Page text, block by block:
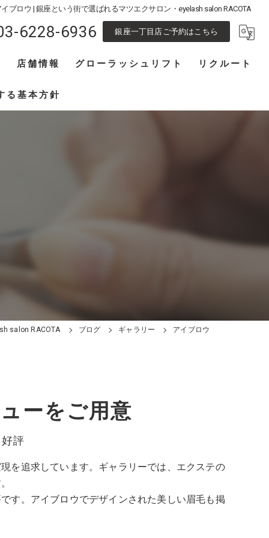
イブロウ | 銀座という街で選ばれるマツエクサロン・eyelash salon RACOTA
6228-6936 銀座一丁目店ご予約はこちら
店舗情報
池袋東口店
グローラッシュリフト リクルート
る基本方針
salon RACOTA ブログ ギャラリー アイブロウ
ーをご用意
評
を追求しています。ギャラリーでは、エクステの
す。アイブロウでデザインされた美しい眉毛も掲